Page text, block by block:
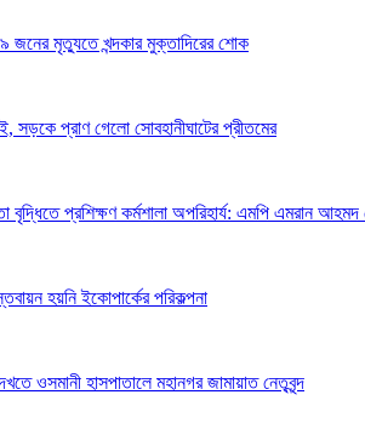
জনের মৃত্যুতে খন্দকার মুক্তাদিরের শোক
সড়কে প্রাণ গেলো সোবহানীঘাটের প্রীতমের
বৃদ্ধিতে প্রশিক্ষণ কর্মশালা অপরিহার্য: এমপি এমরান আহমদ
হয়নি ইকোপার্কের পরিকল্পনা
ওসমানী হাসপাতালে মহানগর জামায়াত নেতৃবৃন্দ